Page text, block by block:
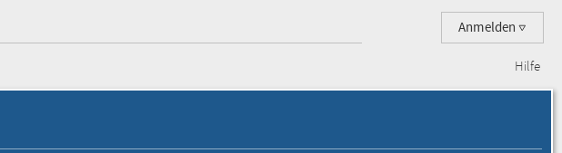
Anmelden
Hilfe